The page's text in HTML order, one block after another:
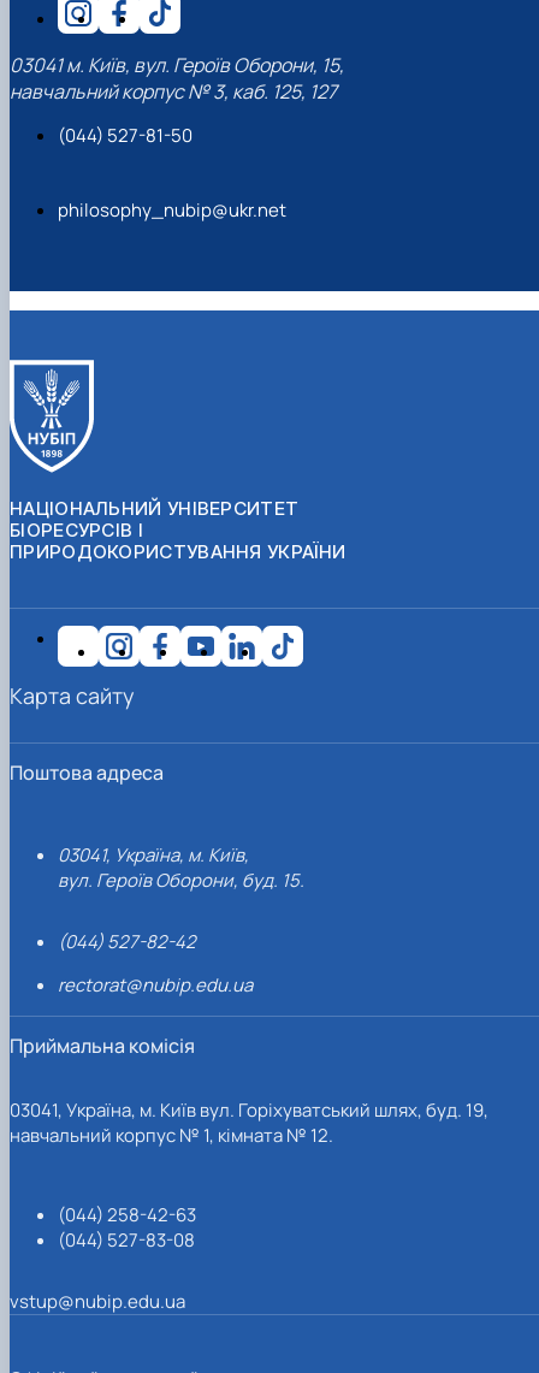
03041 м. Київ, вул. Героїв Оборони, 15,
навчальний корпус № 3, каб. 125, 127
(044) 527-81-50
philosophy_nubip@ukr.net
НАЦІОНАЛЬНИЙ УНІВЕРСИТЕТ
БІОРЕСУРСІВ І
ПРИРОДОКОРИСТУВАННЯ УКРАЇНИ
Поштова адреса
03041, Україна, м. Київ,
вул. Героїв Оборони, буд. 15.
(044) 527-82-42
rectorat@nubip.edu.ua
Приймальна комісія
03041, Україна, м. Київ вул. Горіхуватський шлях, буд. 19,
навчальний корпус № 1, кімната № 12.
(044) 258-42-63
(044) 527-83-08
vstup@nubip.edu.ua
Карта сайту